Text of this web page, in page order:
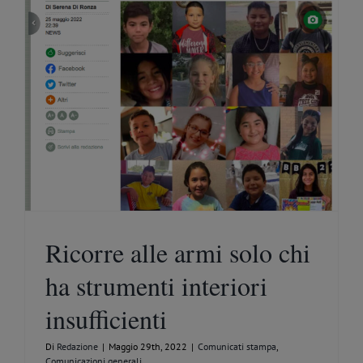
Ricorre alle armi solo chi
ha strumenti interiori
insufficienti
Di Redazione | Maggio 29th, 2022 | Comunicati stampa